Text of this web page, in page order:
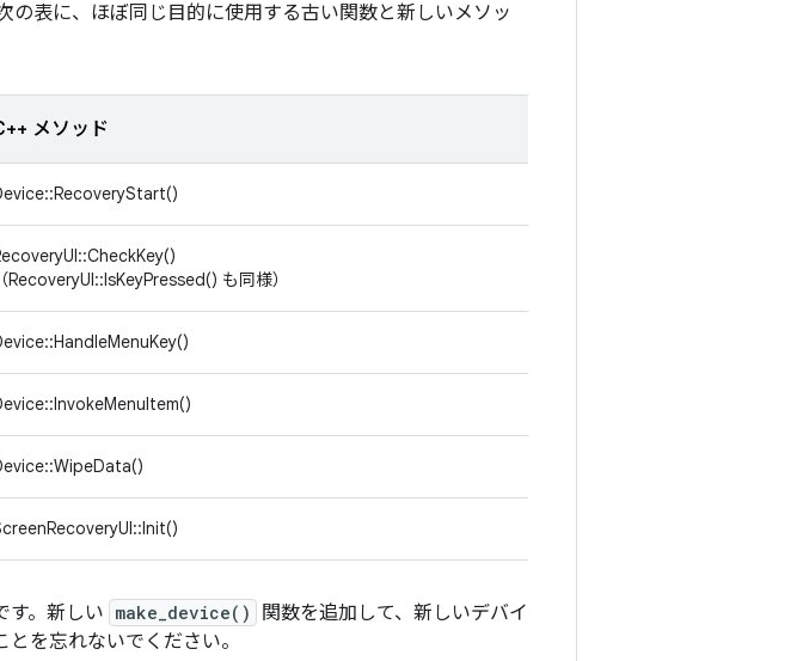
の表に、ほぼ同じ目的に使用する古い関数と新しいメソッ
メソッド
（RecoveryUI::IsKeyPressed() も同様）
す。新しい make_device()
関数を追加して、新しいデバイ
を忘れないでください。